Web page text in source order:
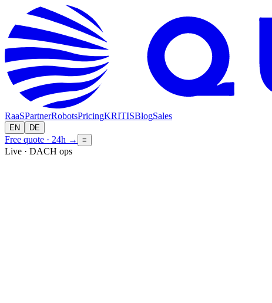
RaaSPartnerRobotsPricingKRITISBlogSales
EN DE
Free quote · 24h → ≡
Live · DACH ops